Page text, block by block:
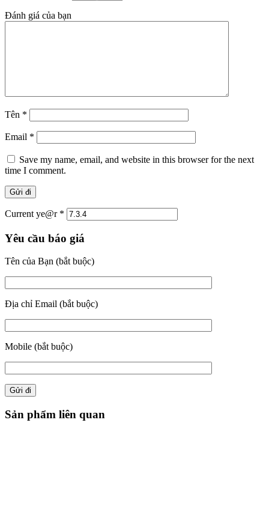
Đánh giá của bạn
Tên *
Email *
Save my name, email, and website in this browser for the next
time I comment.
Current ye@r *
Yêu cầu báo giá
Tên của Bạn (bắt buộc)
Địa chỉ Email (bắt buộc)
Mobile (bắt buộc)
Sản phẩm liên quan